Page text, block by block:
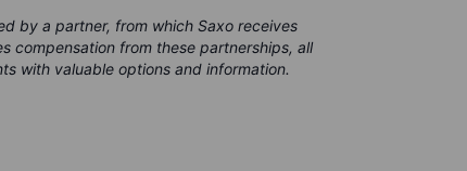
by a partner, from which Saxo receives
compensation from these partnerships, all
with valuable options and information.